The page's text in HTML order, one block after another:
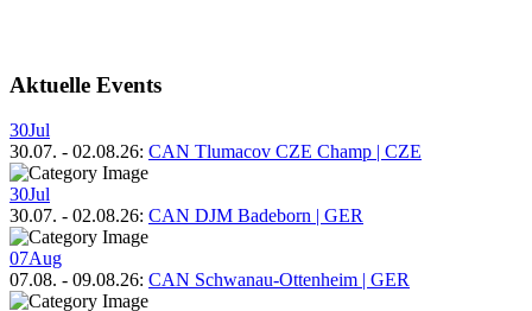
Aktuelle Events
30Jul
30.07. - 02.08.26: CAN Tlumacov CZE Champ | CZE
30Jul
30.07. - 02.08.26: CAN DJM Badeborn | GER
07Aug
07.08. - 09.08.26: CAN Schwanau-Ottenheim | GER